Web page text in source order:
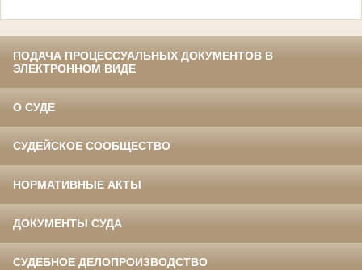
ПОДАЧА ПРОЦЕССУАЛЬНЫХ ДОКУМЕНТОВ В
ЭЛЕКТРОННОМ ВИДЕ
О СУДЕ
СУДЕЙСКОЕ СООБЩЕСТВО
НОРМАТИВНЫЕ АКТЫ
ДОКУМЕНТЫ СУДА
СУДЕБНОЕ ДЕЛОПРОИЗВОДСТВО